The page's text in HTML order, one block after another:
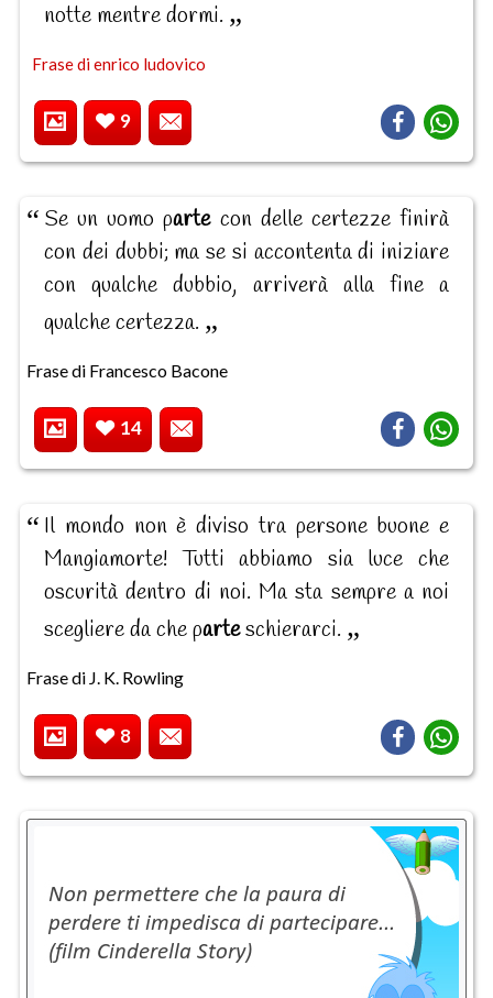
notte mentre dormi.
Frase di enrico ludovico
9
Se un uomo partecon delle certezze finirà
con dei dubbi; ma se si accontenta di iniziare
con qualche dubbio, arriverà alla fine a
qualche certezza.
Frase di Francesco Bacone
14
Il mondo non è diviso tra persone buone e
Mangiamorte! Tutti abbiamo sia luce che
oscurità dentro di noi. Ma sta sempre a noi
scegliere da che parteschierarci.
Frase di J. K. Rowling
8